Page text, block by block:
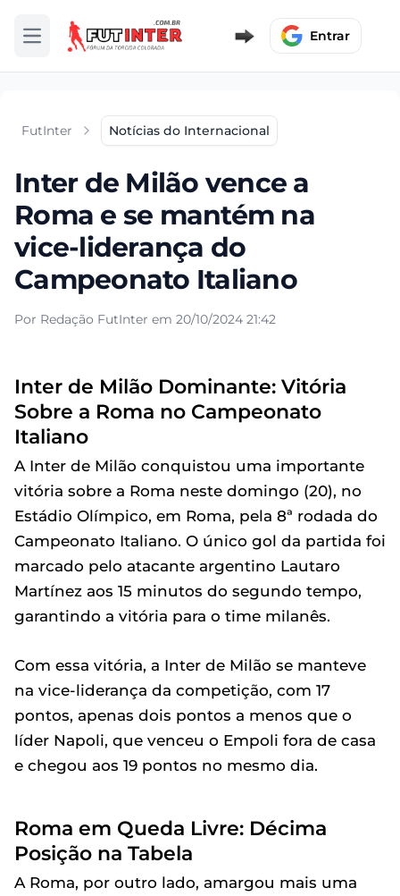
Abrir menu Entrar
FutInter Notícias do Internacional
Inter de Milão vence a
Roma e se mantém na
vice-liderança do
Campeonato Italiano
Por Redação FutInter em 20/10/2024 21:42
Inter de Milão Dominante: Vitória
Sobre a Roma no Campeonato
Italiano
A Inter de Milão conquistou uma importante
vitória sobre a Roma neste domingo (20), no
Estádio Olímpico, em Roma, pela 8ª rodada do
Campeonato Italiano. O único gol da partida foi
marcado pelo atacante argentino Lautaro
Martínez aos 15 minutos do segundo tempo,
garantindo a vitória para o time milanês.
Com essa vitória, a Inter de Milão se manteve
na vice-liderança da competição, com 17
pontos, apenas dois pontos a menos que o
líder Napoli, que venceu o Empoli fora de casa
e chegou aos 19 pontos no mesmo dia.
Roma em Queda Livre: Décima
Posição na Tabela
A Roma, por outro lado, amargou mais uma